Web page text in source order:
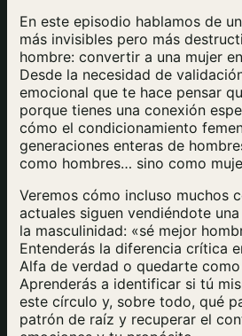
En este episodio hablamos de
más invisibles pero más
hombre: convertir a una mujer
Desde la necesidad de
emocional que te hace pensar
porque tienes una conexión
cómo el condicionamiento
generaciones enteras de
como hombres… sino como
Veremos cómo incluso muchos
actuales siguen vendiéndote
la masculinidad: «sé mejor
Entenderás la diferencia crítica
Alfa de verdad o quedarte
Aprenderás a identificar si tú
este círculo y, sobre todo, qué
patrón de raíz y recuperar el